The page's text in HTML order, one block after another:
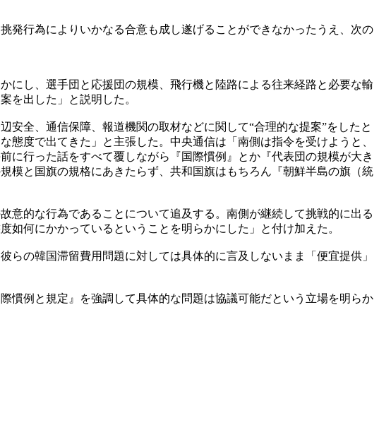
発行為によりいかなる合意も成し遂げることができなかったうえ、次の
にし、選手団と応援団の規模、飛行機と陸路による往来経路と必要な輸
を出した」と説明した。
全、通信保障、報道機関の取材などに関して“合理的な提案”をしたと
度で出てきた」と主張した。中央通信は「南側は指令を受けようと、
行った話をすべて覆しながら『国際慣例』とか『代表団の規模が大き
模と国旗の規格にあきたらず、共和国旗はもちろん『朝鮮半島の旗（統
意的な行為であることについて追及する。南側が継続して挑戦的に出る
何にかかっているということを明らかにした」と付け加えた。
の韓国滞留費用問題に対しては具体的に言及しないまま「便宜提供」
慣例と規定』を強調して具体的な問題は協議可能だという立場を明らか